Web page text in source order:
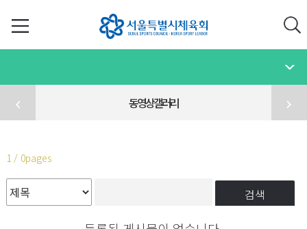
동영상갤러리
1 / 0pages
검색